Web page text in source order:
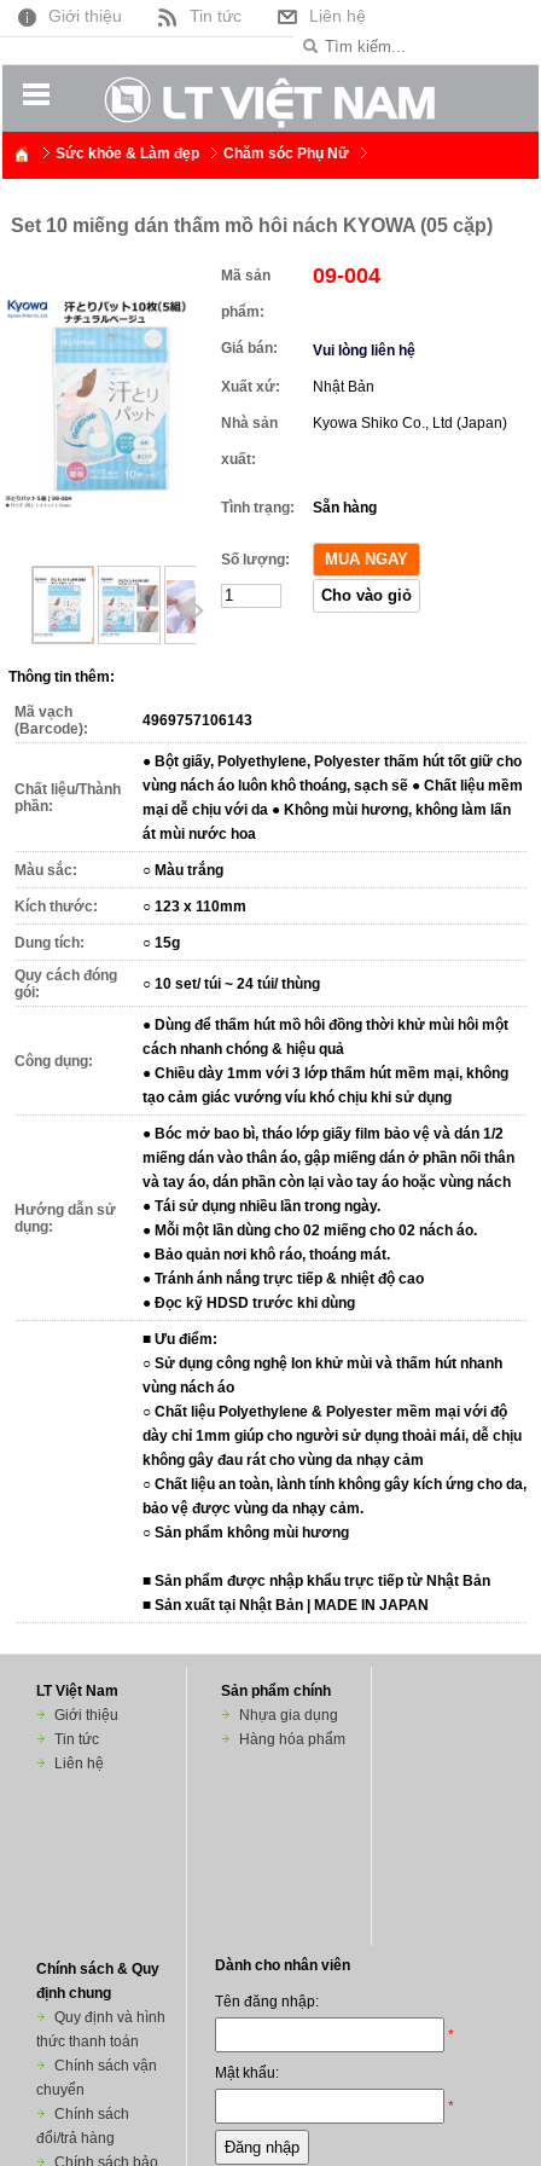
Giới thiệu Tin tức Liên hệ
Sức khỏe & Làm đẹp Chăm sóc Phụ Nữ
Set 10 miếng dán thấm mồ hôi nách KYOWA (05 cặp)
Mã sản
phẩm:
09-004
Giá bán: Vui lòng liên hệ
Xuất xứ: Nhật Bản
Nhà sản
xuất:
Kyowa Shiko Co., Ltd (Japan)
Tình trạng: Sẵn hàng
Số lượng:
Thông tin thêm:
Mã vạch
(Barcode):
4969757106143
Chất liệu/Thành
phần:
● Bột giấy, Polyethylene, Polyester thấm hút tốt giữ cho
vùng nách áo luôn khô thoáng, sạch sẽ ● Chất liệu mềm
mại dễ chịu với da ● Không mùi hương, không làm lấn
át mùi nước hoa
Màu sắc: ○ Màu trắng
Kích thước: ○ 123 x 110mm
Dung tích:
○ 15g
Quy cách đóng
gói:
○ 10 set/ túi ~ 24 túi/ thùng
Công dụng:
● Dùng để thấm hút mồ hôi đồng thời khử mùi hôi một
cách nhanh chóng & hiệu quả
● Chiều dày 1mm với 3 lớp thấm hút mềm mại, không
tạo cảm giác vướng víu khó chịu khi sử dụng
Hướng dẫn sử
dụng:
● Bóc mở bao bì, tháo lớp giấy film bảo vệ và dán 1/2
miếng dán vào thân áo, gập miếng dán ở phần nối thân
và tay áo, dán phần còn lại vào tay áo hoặc vùng nách
● Tái sử dụng nhiều lần trong ngày.
● Mỗi một lần dùng cho 02 miếng cho 02 nách áo.
● Bảo quản nơi khô ráo, thoáng mát.
● Tránh ánh nắng trực tiếp & nhiệt độ cao
● Đọc kỹ HDSD trước khi dùng
■ Ưu điểm:
○ Sử dụng công nghệ Ion khử mùi và thấm hút nhanh
vùng nách áo
○ Chất liệu Polyethylene & Polyester mềm mại với độ
dày chỉ 1mm giúp cho người sử dụng thoải mái, dễ chịu
không gây đau rát cho vùng da nhạy cảm
○ Chất liệu an toàn, lành tính không gây kích ứng cho da,
bảo vệ được vùng da nhạy cảm.
○ Sản phẩm không mùi hương
■ Sản phẩm được nhập khẩu trực tiếp từ Nhật Bản
■ Sản xuất tại Nhật Bản | MADE IN JAPAN
LT Việt Nam
Giới thiệu
Tin tức
Liên hệ
Sản phẩm chính
Nhựa gia dụng
Hàng hóa phẩm
Chính sách & Quy
định chung
Quy định và hình
thức thanh toán
Chính sách vận
chuyển
Chính sách
đổi/trả hàng
Chính sách bảo